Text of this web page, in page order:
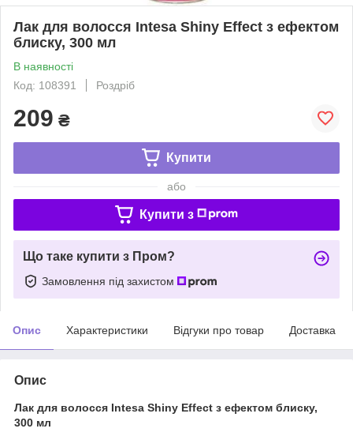
Лак для волосся Intesa Shiny Effect з ефектом
блиску, 300 мл
В наявності
Код: 108391
Роздріб
209 ₴
Купити
або
Купити з
Що таке купити з Пром?
Замовлення під захистом
Опис Характеристики Відгуки про товар Доставка
Опис
Лак для волосся Intesa Shiny Effect з ефектом блиску,
300 мл